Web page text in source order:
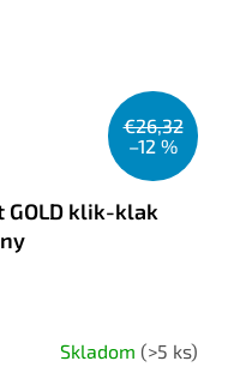
€26,32
–12 %
GOLD klik-klak
Skladom (>5 ks)